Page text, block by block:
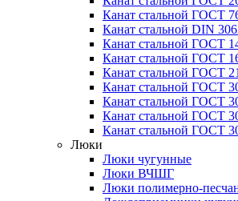
Канат стальной ГОСТ
Канат стальной DIN
Канат стальной ГОСТ
Канат стальной ГОСТ
Канат стальной ГОСТ
Канат стальной ГОСТ
Канат стальной ГОСТ
Канат стальной ГОСТ
Канат стальной ГОСТ
Люки
Люки чугунные
Люки ВЧШГ
Люки полимерно-